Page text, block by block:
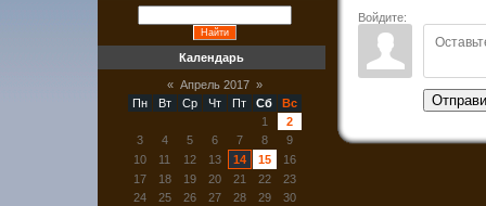
Войдите:
Календарь
« Апрель 2017 »
Пн
Вт Ср Чт Пт Сб
Вс
1
2
3
4 5 6 7 8
9
10
11 12 13 14 15
16
17
18 19 20 21 22
23
24
25 26 27 28 29 30